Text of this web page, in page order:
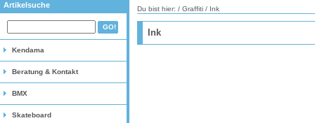
Artikelsuche
Kendama
Beratung & Kontakt
BMX
Skateboard
Du bist hier: / Graffiti / Ink
Ink